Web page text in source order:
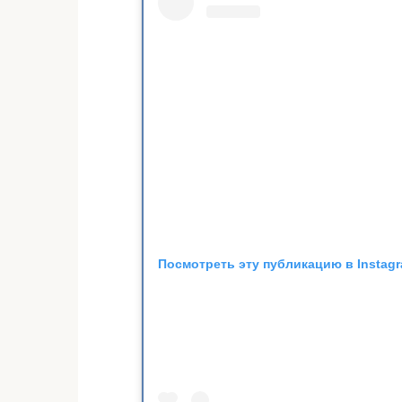
Посмотреть эту публикацию в